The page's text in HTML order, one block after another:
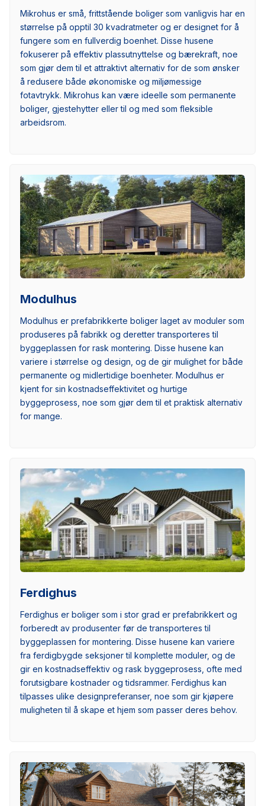
Mikrohus er små, frittstående boliger som vanligvis har en
størrelse på opptil 30 kvadratmeter og er designet for å
fungere som en fullverdig boenhet. Disse husene
fokuserer på effektiv plassutnyttelse og bærekraft, noe
som gjør dem til et attraktivt alternativ for de som ønsker
å redusere både økonomiske og miljømessige
fotavtrykk. Mikrohus kan være ideelle som permanente
boliger, gjestehytter eller til og med som fleksible
arbeidsrom.
Modulhus
Modulhus er prefabrikkerte boliger laget av moduler som
produseres på fabrikk og deretter transporteres til
byggeplassen for rask montering. Disse husene kan
variere i størrelse og design, og de gir mulighet for både
permanente og midlertidige boenheter. Modulhus er
kjent for sin kostnadseffektivitet og hurtige
byggeprosess, noe som gjør dem til et praktisk alternativ
for mange.
Ferdighus
Ferdighus er boliger som i stor grad er prefabrikkert og
forberedt av produsenter før de transporteres til
byggeplassen for montering. Disse husene kan variere
fra ferdigbygde seksjoner til komplette moduler, og de
gir en kostnadseffektiv og rask byggeprosess, ofte med
forutsigbare kostnader og tidsrammer. Ferdighus kan
tilpasses ulike designpreferanser, noe som gir kjøpere
muligheten til å skape et hjem som passer deres behov.